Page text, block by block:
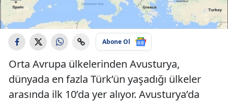
Abone Ol
Orta Avrupa ülkelerinden Avusturya,
dünyada en fazla Türk’ün yaşadığı ülkeler
arasında ilk 10’da yer alıyor. Avusturya’da